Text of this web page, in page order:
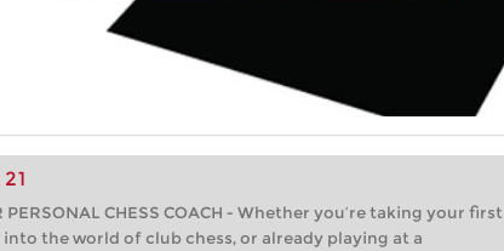
PERSONAL CHESS COACH - Whether you’re taking your first
into the world of club chess, or already playing at a